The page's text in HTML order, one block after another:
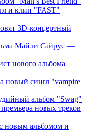
и клип "FAST"
3D-концертный
Майли Сайрус —
нового альбома
новый сингл "vampire
альбом "Swag"
новых треков
новым альбомом и